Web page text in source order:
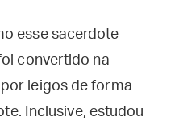
esse sacerdote
convertido na
leigos de forma
Inclusive, estudou